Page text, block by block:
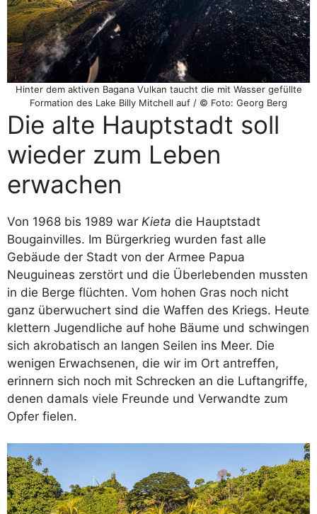
Hinter dem aktiven Bagana Vulkan taucht die mit Wasser gefüllte
Formation des Lake Billy Mitchell auf / © Foto: Georg Berg
Die alte Hauptstadt soll
wieder zum Leben
erwachen
Von 1968 bis 1989 war Kieta die Hauptstadt
Bougainvilles. Im Bürgerkrieg wurden fast alle
Gebäude der Stadt von der Armee Papua
Neuguineas zerstört und die Überlebenden mussten
in die Berge flüchten. Vom hohen Gras noch nicht
ganz überwuchert sind die Waffen des Kriegs. Heute
klettern Jugendliche auf hohe Bäume und schwingen
sich akrobatisch an langen Seilen ins Meer. Die
wenigen Erwachsenen, die wir im Ort antreffen,
erinnern sich noch mit Schrecken an die Luftangriffe,
denen damals viele Freunde und Verwandte zum
Opfer fielen.